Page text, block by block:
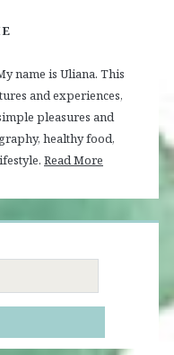
name is Uliana. This
and experiences,
pleasures and
healthy food,
Read More